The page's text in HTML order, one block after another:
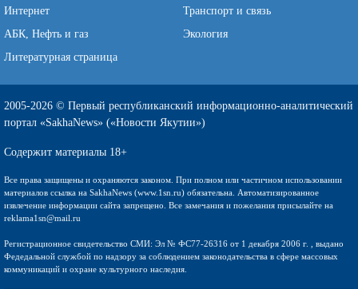
Интернет
Транспорт и связь
АБК, Нефть и газ
Экология
Литературная страница
2005-2026 © Первый республиканский информационно-аналитический
портал «SakhaNews» («Новости Якутии»)
Содержит материалы 18+
Все права защищены и охраняются законом. При полном или частичном использовании
материалов ссылка на SakhaNews (www.1sn.ru) обязательна. Автоматизированное
извлечение информации сайта запрещено. Все замечания и пожелания присылайте на
reklama1sn@mail.ru
Регистрационное свидетельство СМИ: Эл № ФС77-26316 от 1 декабря 2006 г. , выдано
Федедальной службой по надзору за соблюдением законодательства в сфере массовых
коммуникаций и охране культурного наследия.